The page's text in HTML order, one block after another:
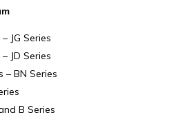
JG Series
JD Series
– BN Series
B Series